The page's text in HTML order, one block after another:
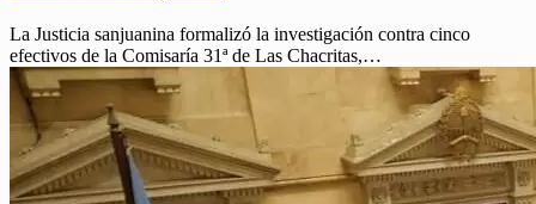
La Justicia sanjuanina formalizó la investigación contra cinco
efectivos de la Comisaría 31ª de Las Chacritas,…